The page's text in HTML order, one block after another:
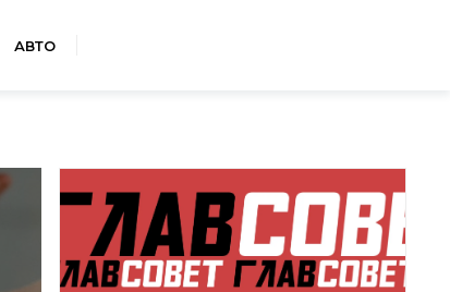
АВТО